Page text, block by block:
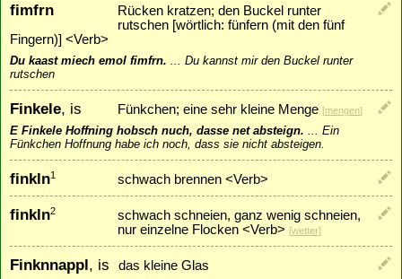
fimfrn
Rücken kratzen; den Buckel runter
rutschen [wörtlich: fünfern (mit den fünf
Fingern)] <Verb>
Du kaast miech emol fimfrn. ... Du kannst mir den Buckel runter
rutschen
Finkele, is Fünkchen; eine sehr kleine Menge [mengen]
E Finkele Hoffning hobsch nuch, dasse net absteign. ... Ein
Fünkchen Hoffnung habe ich noch, dass sie nicht absteigen.
finkln1 schwach brennen <Verb>
finkln2
schwach schneien, ganz wenig schneien,
nur einzelne Flocken <Verb> [wetter]
Finknnappl, is das kleine Glas